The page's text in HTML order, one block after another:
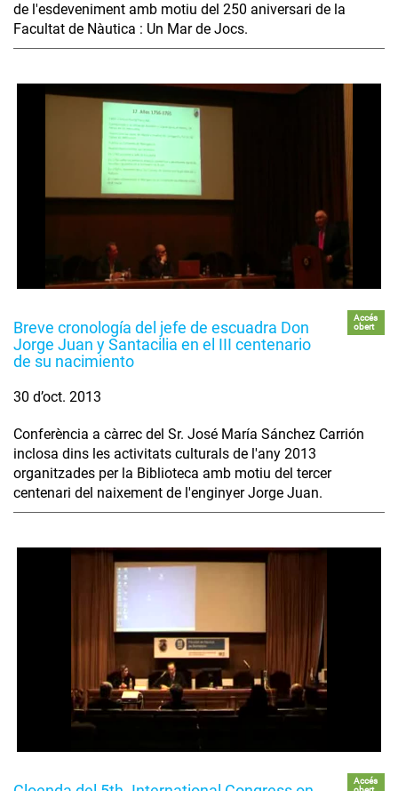
de l'esdeveniment amb motiu del 250 aniversari de la
Facultat de Nàutica : Un Mar de Jocs.
Breve cronología del jefe de escuadra Don
Jorge Juan y Santacilia en el III centenario
de su nacimiento
Accés
obert
30 d’oct. 2013
Conferència a càrrec del Sr. José María Sánchez Carrión
inclosa dins les activitats culturals de l'any 2013
organitzades per la Biblioteca amb motiu del tercer
centenari del naixement de l'enginyer Jorge Juan.
Accés